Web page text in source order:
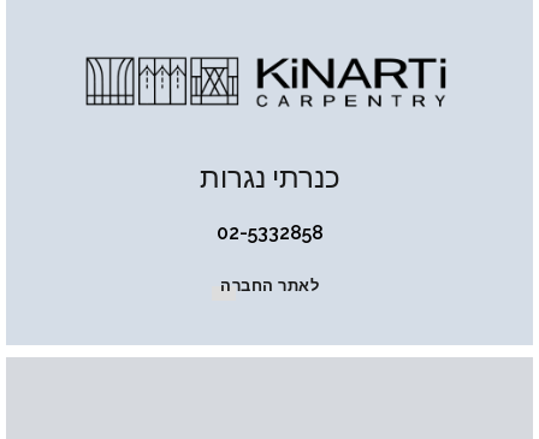
כנרתי נגרות
02-5332858
לאתר החברה